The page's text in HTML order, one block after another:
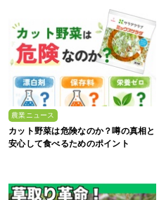
農業ニュース
カット野菜は危険なのか？噂の真相と
安心して食べるためのポイント